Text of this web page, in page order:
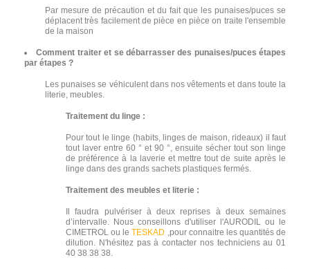
Par mesure de précaution et du fait que les punaises/puces se
déplacent très facilement de pièce en pièce on traite l'ensemble
de la maison
Comment traiter et se débarrasser des punaises/puces étapes
par étapes ?
Les punaises se véhiculent dans nos vêtements et dans toute la
literie, meubles.
Traitement du linge :
Pour tout le linge (habits, linges de maison, rideaux) il faut
tout laver entre 60 ° et 90 °, ensuite sécher tout son linge
de préférence à la laverie et mettre tout de suite après le
linge dans des grands sachets plastiques fermés.
Traitement des meubles et literie :
Il faudra pulvériser à deux reprises à deux semaines
d’intervalle. Nous conseillons d'utiliser l'AURODIL ou le
CIMETROL ou leTESKAD ,pour connaitre les quantités de
dilution. N'hésitez pas à contacter nos techniciens au 01
40 38 38 38.